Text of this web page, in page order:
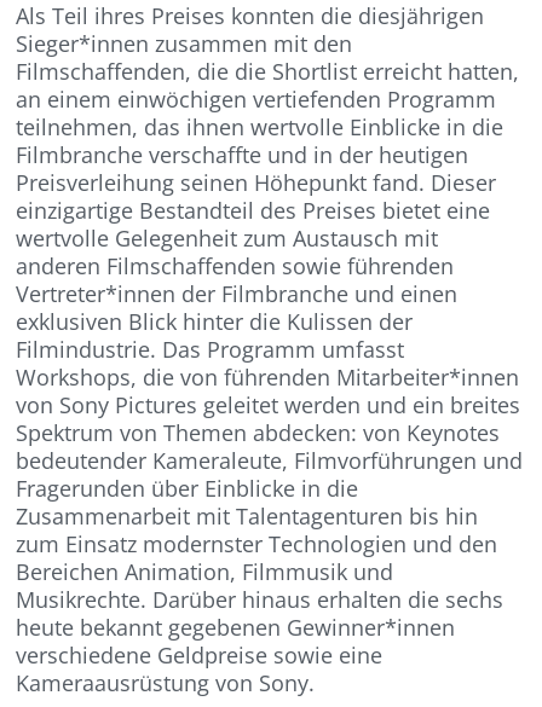
Als Teil ihres Preises konnten die diesjährigen
Sieger*innen zusammen mit den
Filmschaffenden, die die Shortlist erreicht hatten,
an einem einwöchigen vertiefenden Programm
teilnehmen, das ihnen wertvolle Einblicke in die
Filmbranche verschaffte und in der heutigen
Preisverleihung seinen Höhepunkt fand. Dieser
einzigartige Bestandteil des Preises bietet eine
wertvolle Gelegenheit zum Austausch mit
anderen Filmschaffenden sowie führenden
Vertreter*innen der Filmbranche und einen
exklusiven Blick hinter die Kulissen der
Filmindustrie. Das Programm umfasst
Workshops, die von führenden Mitarbeiter*innen
von Sony Pictures geleitet werden und ein breites
Spektrum von Themen abdecken: von Keynotes
bedeutender Kameraleute, Filmvorführungen und
Fragerunden über Einblicke in die
Zusammenarbeit mit Talentagenturen bis hin
zum Einsatz modernster Technologien und den
Bereichen Animation, Filmmusik und
Musikrechte. Darüber hinaus erhalten die sechs
heute bekannt gegebenen Gewinner*innen
verschiedene Geldpreise sowie eine
Kameraausrüstung von Sony.